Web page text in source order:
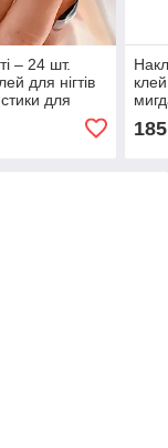
– 24 шт.
для нігтів
для
185